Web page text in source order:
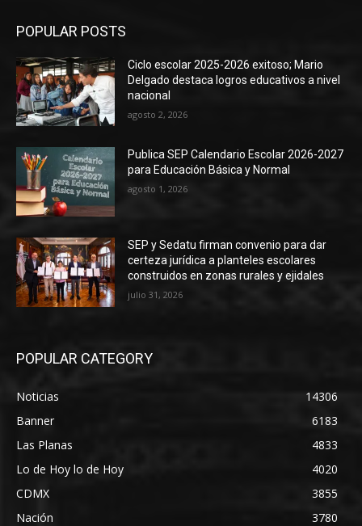
POPULAR POSTS
Ciclo escolar 2025-2026 exitoso; Mario
Delgado destaca logros educativos a nivel
nacional
agosto 2, 2026
Publica SEP Calendario Escolar 2026-2027
para Educación Básica y Normal
agosto 1, 2026
SEP y Sedatu firman convenio para dar
certeza jurídica a planteles escolares
construidos en zonas rurales y ejidales
julio 31, 2026
POPULAR CATEGORY
Noticias
14306
Banner
6183
Las Planas
4833
Lo de Hoy lo de Hoy
4020
CDMX
3855
Nación
3780